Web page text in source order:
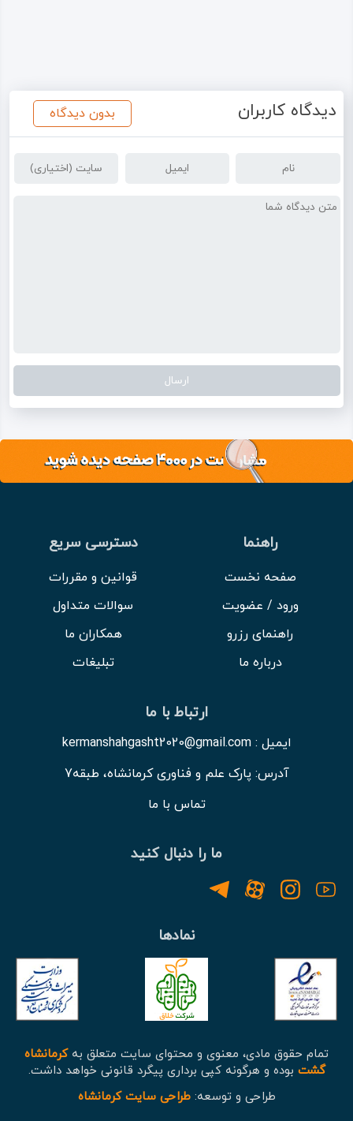
دیدگاه کاربران بدون دیدگاه
راهنما
صفحه نخست
ورود / عضویت
راهنمای رزرو
درباره ما
دسترسی سریع
قوانین و مقررات
سوالات متداول
همکاران ما
تبلیغات
ارتباط با ما
ایمیل : kermanshahgasht2020@gmail.com
آدرس: پارک علم و فناوری کرمانشاه، طبقه7
تماس با ما
ما را دنبال کنید
نمادها
تمام حقوق مادی، معنوی و محتوای سایت متعلق بهکرمانشاه
گشت بوده و هرگونه کپی برداری پیگرد قانونی خواهد داشت.
طراحی و توسعه:طراحی سایت کرمانشاه